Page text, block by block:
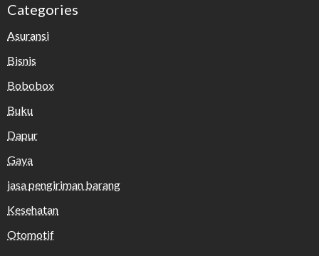
Categories
Asuransi
Bisnis
Bobobox
Buku
Dapur
Gaya
jasa pengiriman barang
Kesehatan
Otomotif